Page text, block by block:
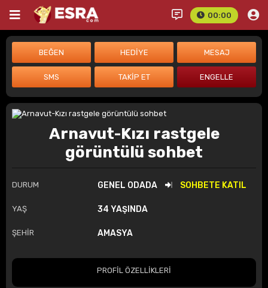
00:00
Arnavut-Kızı rastgele
görüntülü sohbet
DURUM GENEL ODADA SOHBETE KATIL
YAŞ 34 YAŞINDA
ŞEHİR AMASYA
PROFİL ÖZELLİKLERİ